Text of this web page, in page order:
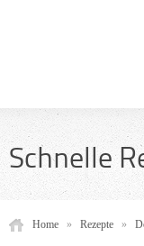
Schnelle
Home » Rezepte »